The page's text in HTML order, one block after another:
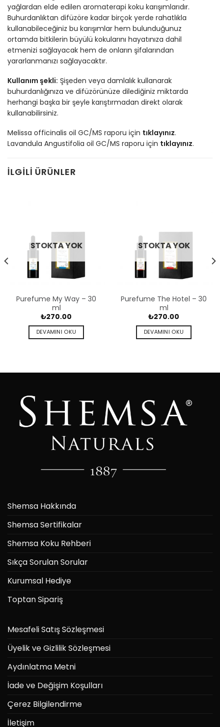
yağlardan elde edilen aromaterapi koku karışımlarıdır.
Buhurdanlıktan difüzöre kadar birçok yerde rahatlıkla
kullanabileceğiniz bu karışımlar hem bulunduğunuz
ortamda bitkilerin büyülü kokularını hayatınıza dahil
etmenizi sağlayacak hem de onların şifalarından
yararlanmanızı sağlayacaktır.
Kullanım şekli: Şişeden veya damlalık kullanarak
buhurdanlığınıza ve difüzörünüze dilediğiniz miktarda
herhangi başka bir şeyle karıştırmadan direkt olarak
kullanabilirsiniz.
Melissa officinalis oil GC/MS raporu için tıklayınız.
Lavandula Angustifolia oil GC/MS raporu için tıklayınız.
İLGILI ÜRÜNLER
STOKTA YOK
Purefume My Way – 30
ml
₺270.00
DEVAMINI OKU
STOKTA YOK
Purefume The Hotel – 30
ml
₺270.00
DEVAMINI OKU
Shemsa Hakkında
Shemsa Sertifikalar
Shemsa Koku Rehberi
Sıkça Sorulan Sorular
Kurumsal Hediye
Toptan Sipariş
Mesafeli Satış Sözleşmesi
Üyelik ve Gizlilik Sözleşmesi
Aydınlatma Metni
İade ve Değişim Koşulları
Çerez Bilgilendirme
İletişim